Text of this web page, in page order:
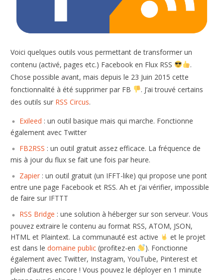
Voici quelques outils vous permettant de transformer un
contenu (activé, pages etc.) Facebook en Flux RSS
.
Chose possible avant, mais depuis le 23 Juin 2015 cette
fonctionnalité à été supprimer par FB
. J’ai trouvé certains
des outils sur RSS Circus.
Exileed : un outil basique mais qui marche. Fonctionne
également avec Twitter
FB2RSS : un outil gratuit assez efficace. La fréquence de
mis à jour du flux se fait une fois par heure.
Zapier : un outil gratuit (un IFFT-like) qui propose une pont
entre une page Facebook et RSS. Ah et j’ai vérifier, impossible
de faire sur IFTTT
RSS Bridge : une solution à héberger sur son serveur. Vous
pouvez extraire le contenu au format RSS, ATOM, JSON,
HTML et Plaintext. La communauté est active
et le projet
est dans ledomaine public (profitez-en
). Fonctionne
également avec Twitter, Instagram, YouTube, Pinterest et
plein d’autres encore ! Vous pouvez le déployer en 1 minute